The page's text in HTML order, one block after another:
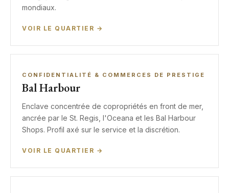
mondiaux.
VOIR LE QUARTIER →
CONFIDENTIALITÉ & COMMERCES DE PRESTIGE
Bal Harbour
Enclave concentrée de copropriétés en front de mer,
ancrée par le St. Regis, l'Oceana et les Bal Harbour
Shops. Profil axé sur le service et la discrétion.
VOIR LE QUARTIER →